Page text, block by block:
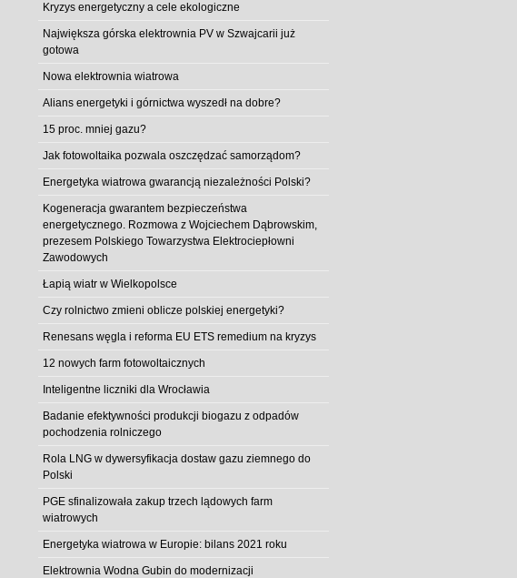
Kryzys energetyczny a cele ekologiczne
Największa górska elektrownia PV w Szwajcarii już
gotowa
Nowa elektrownia wiatrowa
Alians energetyki i górnictwa wyszedł na dobre?
15 proc. mniej gazu?
Jak fotowoltaika pozwala oszczędzać samorządom?
Energetyka wiatrowa gwarancją niezależności Polski?
Kogeneracja gwarantem bezpieczeństwa
energetycznego. Rozmowa z Wojciechem Dąbrowskim,
prezesem Polskiego Towarzystwa Elektrociepłowni
Zawodowych
Łapią wiatr w Wielkopolsce
Czy rolnictwo zmieni oblicze polskiej energetyki?
Renesans węgla i reforma EU ETS remedium na kryzys
12 nowych farm fotowoltaicznych
Inteligentne liczniki dla Wrocławia
Badanie efektywności produkcji biogazu z odpadów
pochodzenia rolniczego
Rola LNG w dywersyfikacja dostaw gazu ziemnego do
Polski
PGE sfinalizowała zakup trzech lądowych farm
wiatrowych
Energetyka wiatrowa w Europie: bilans 2021 roku
Elektrownia Wodna Gubin do modernizacji